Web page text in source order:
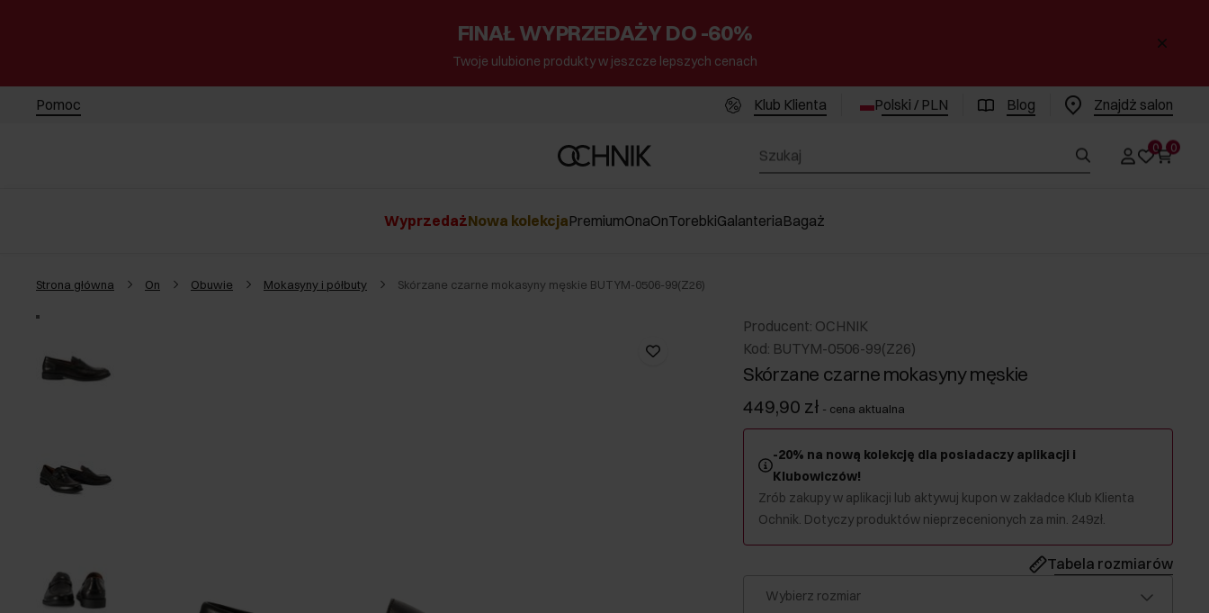
FINAŁ WYPRZEDAŻY DO -60%
Twoje ulubione produkty w jeszcze lepszych cenach
Pomoc Klub Klienta Polski / PLN Blog Znajdż salon
0 0
WyprzedażNowa kolekcjaPremiumOnaOnTorebkiGalanteriaBagaż
Strona główna On Obuwie Mokasyny i półbuty Skórzane czarne mokasyny męskie BUTYM-0506-99(Z26)
Producent: OCHNIK
Kod: BUTYM-0506-99(Z26)
Skórzane czarne mokasyny męskie
449,90 zł - cena aktualna
-20% na nową kolekcję dla posiadaczy aplikacji i
Klubowiczów!
Zrób zakupy w aplikacji lub aktywuj kupon w zakładce Klub Klienta
Ochnik. Dotyczy produktów nieprzecenionych za min. 249zł.
Tabela rozmiarów
Wybierz rozmiar